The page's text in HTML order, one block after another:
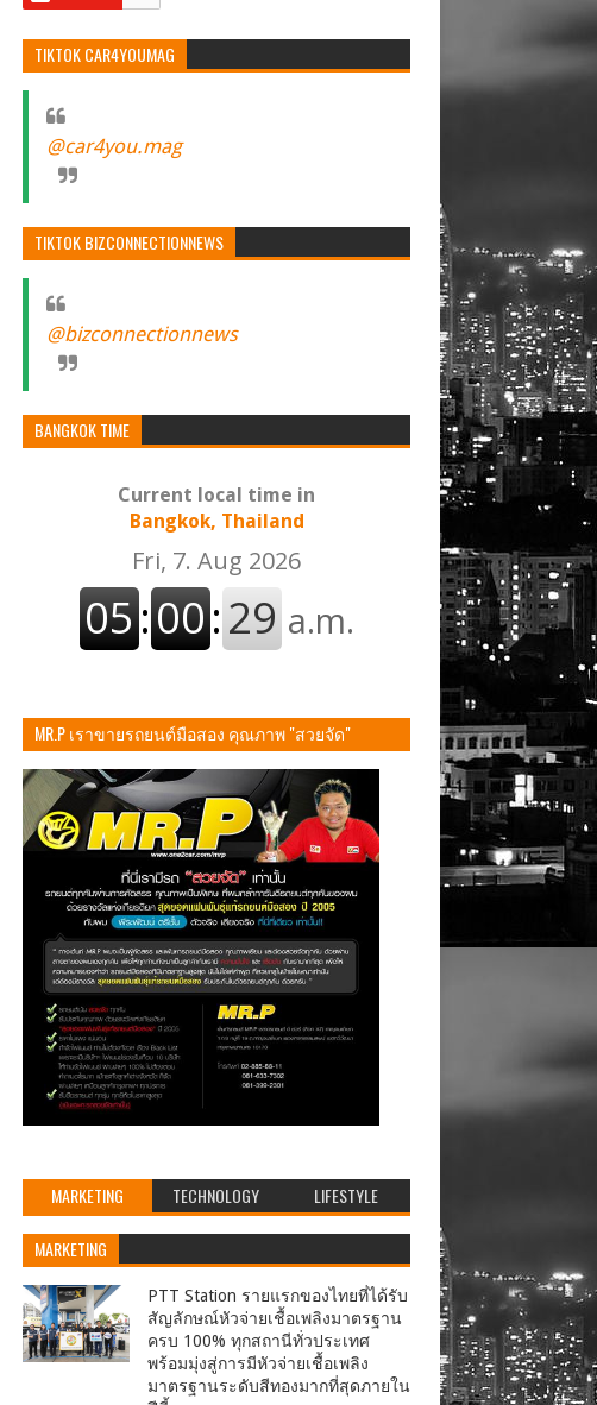
TIKTOK CAR4YOUMAG
@car4you.mag
TIKTOK BIZCONNECTIONNEWS
@bizconnectionnews
BANGKOK TIME
Current local time in
Bangkok, Thailand
MR.P เราขายรถยนต์มือสอง คุณภาพ "สวยจัด"
MARKETING TECHNOLOGY LIFESTYLE
MARKETING
PTT Station รายแรกของไทยที่ได้รับ
สัญลักษณ์หัวจ่ายเชื้อเพลิงมาตรฐาน
ครบ 100% ทุกสถานีทั่วประเทศ
พร้อมมุ่งสู่การมีหัวจ่ายเชื้อเพลิง
มาตรฐานระดับสีทองมากที่สุดภายใน